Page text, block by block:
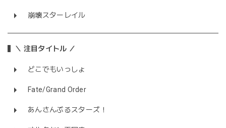
崩壊スターレイル
＼ 注目タイトル ／
どこでもいっしょ
Fate/Grand Order
あんさんぶるスターズ！